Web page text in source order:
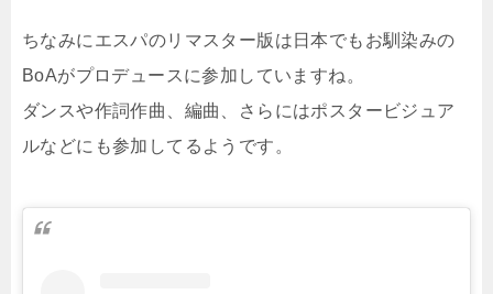
ちなみにエスパのリマスター版は日本でもお馴染みの
BoAがプロデュースに参加していますね。
ダンスや作詞作曲、編曲、さらにはポスタービジュア
ルなどにも参加してるようです。